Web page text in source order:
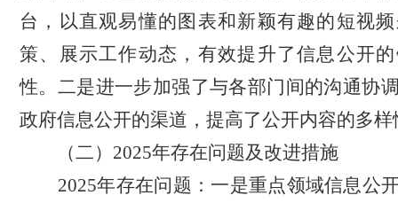
台，以直观易懂的图表和新颖有趣的短视
策、展示工作动态，有效提升了信息公开
性。二是进一步加强了与各部门间的沟通协
政府信息公开的渠道，提高了公开内容的多
（二） 2025年存在问题及改进措施
2025年存在问题： 一是重点领域信息公